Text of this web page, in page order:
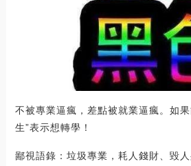
不被專業逼瘋，差點被就業逼瘋。如
生”表示想轉學！
鄙視語錄：垃圾專業，耗人錢財、毀